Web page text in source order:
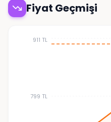
Fiyat Geçmişi
799 TL
911 TL